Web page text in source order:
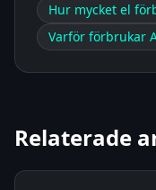
Hur mycket el
Varför förbrukar
Relaterade